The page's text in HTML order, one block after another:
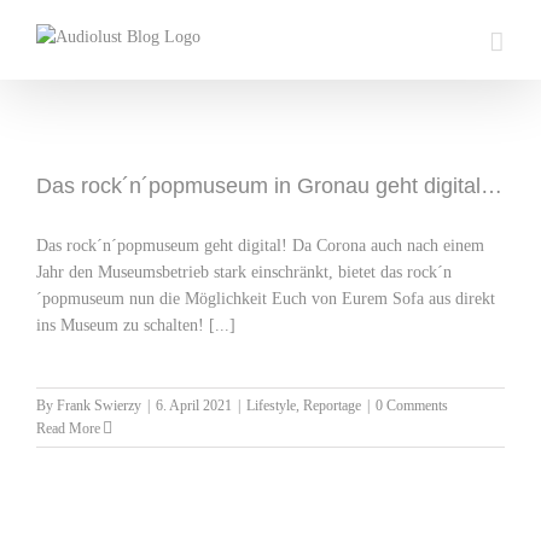
Das rock´n´popmuseum in Gronau geht digital…
Das rock´n´popmuseum geht digital! Da Corona auch nach einem
Jahr den Museumsbetrieb stark einschränkt, bietet das rock´n
´popmuseum nun die Möglichkeit Euch von Eurem Sofa aus direkt
ins Museum zu schalten! [...]
By Frank Swierzy 6. April 2021 Lifestyle, Reportage
0 Comments
Read More